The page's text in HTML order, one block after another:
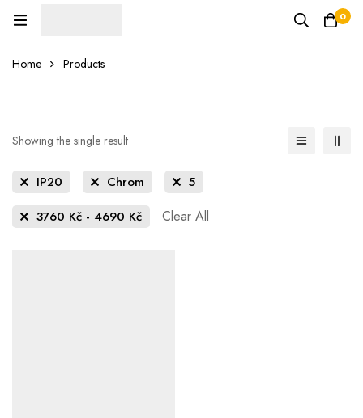
0
Home Products
Showing the single result
IP20 Chrom
5
3760 Kč - 4690 Kč Clear All